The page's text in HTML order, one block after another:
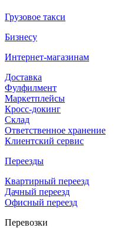
Грузовое такси
Бизнесу
Интернет-магазинам
Доставка
Фулфилмент
Маркетплейсы
Кросс-докинг
Склад
Ответственное хранение
Клиентский сервис
Переезды
Квартирный переезд
Дачный переезд
Офисный переезд
Перевозки